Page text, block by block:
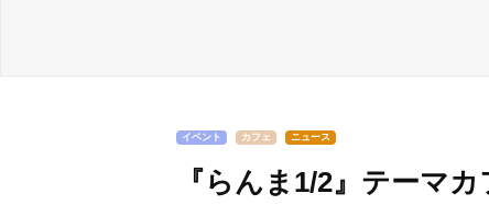
イベント カフェ ニュース
『らんま1/2』テーマ